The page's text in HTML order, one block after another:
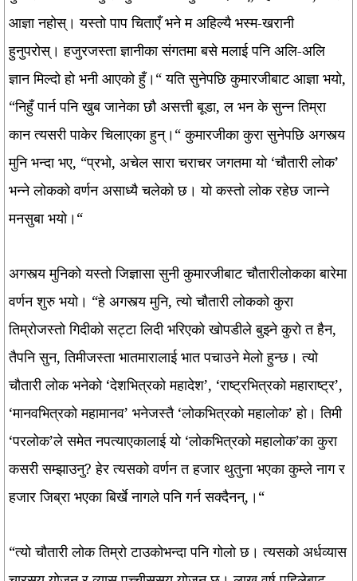
आज्ञा नहोस्। यस्तो पाप चिताएँ भने म अहिल्यै भस्म-खरानी
हुनुपरोस्। हजुरजस्ता ज्ञानीका संगतमा बसे मलाई पनि अलि-अलि
ज्ञान मिल्दो हो भनी आएको हुँ।“ यति सुनेपछि कुमारजीबाट आज्ञा भयो,
“निहुँ पार्न पनि खुब जानेका छौ असत्ती बूडा, ल भन के सुन्न तिम्रा
कान त्यसरी पाकेर चिलाएका हुन्।“ कुमारजीका कुरा सुनेपछि अगस्त्य
मुनि भन्दा भए, “प्रभो, अचेल सारा चराचर जगतमा यो ‘चौतारी लोक’
भन्ने लोकको वर्णन असाध्यै चलेको छ। यो कस्तो लोक रहेछ जान्ने
मनसुबा भयो।“
अगस्त्य मुनिको यस्तो जिज्ञासा सुनी कुमारजीबाट चौतारीलोकका बारेमा
वर्णन शुरु भयो। “हे अगस्त्य मुनि, त्यो चौतारी लोकको कुरा
तिम्रोजस्तो गिदीको सट्टा लिदी भरिएको खोपडीले बुझ्ने कुरो त हैन,
तैपनि सुन, तिमीजस्ता भातमारालाई भात पचाउने मेलो हुन्छ। त्यो
चौतारी लोक भनेको ‘देशभित्रको महादेश’, ‘राष्ट्रभित्रको महाराष्ट्र’,
‘मानवभित्रको महामानव’ भनेजस्तै ‘लोकभित्रको महालोक’ हो। तिमी
‘परलोक’ले समेत नपत्याएकालाई यो ‘लोकभित्रको महालोक’का कुरा
कसरी सम्झाउनु? हेर त्यसको वर्णन त हजार थुतुना भएका कुम्ले नाग र
हजार जिब्रा भएका बिर्खे नागले पनि गर्न सक्दैनन्,।“
“त्यो चौतारी लोक तिम्रो टाउकोभन्दा पनि गोलो छ। त्यसको अर्धव्यास